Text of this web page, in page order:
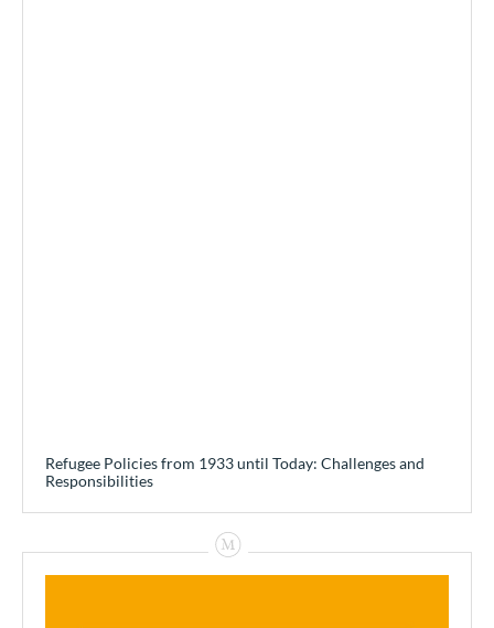
Refugee Policies from 1933 until Today: Challenges and
Responsibilities